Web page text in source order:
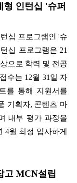
인턴십 '슈퍼
십 프로그램인 '슈
십 프로그램은 21
으로 학력 및 전공
수는 12월 31일 자
를 통해 지원서를
기획자, 콘텐츠 마
내부 평가 과정을
4월 최정 입사하게
고 MCN설립